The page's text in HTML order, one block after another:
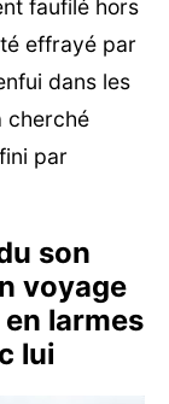
faufilé hors
effrayé par
dans les
cherché
par
son
voyage
larmes
lui